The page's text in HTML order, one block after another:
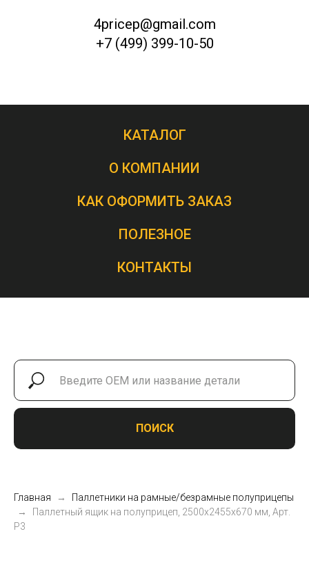
4pricep@gmail.com
+7 (499) 399-10-50
КАТАЛОГ
О КОМПАНИИ
КАК ОФОРМИТЬ ЗАКАЗ
ПОЛЕЗНОЕ
КОНТАКТЫ
ПОИСК
Главная
Паллетники на рамные/безрамные полуприцепы
Паллетный ящик на полуприцеп, 2500х2455х670 мм, Арт.
P3